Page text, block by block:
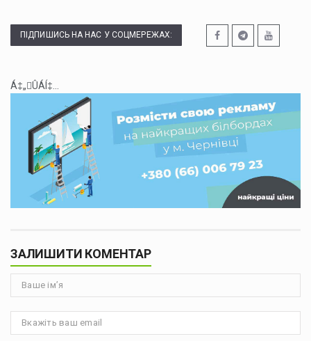
ПІДПИШИСЬ НА НАС У СОЦМЕРЕЖАХ:
Á‡„ÛÁÍ‡...
ЗАЛИШИТИ КОМЕНТАР